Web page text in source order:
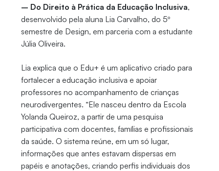
– Do Direito à Prática da Educação Inclusiva,
desenvolvido pela aluna Lia Carvalho, do 5º
semestre de Design, em parceria com a estudante
Júlia Oliveira.
Lia explica que o Edu+ é um aplicativo criado para
fortalecer a educação inclusiva e apoiar
professores no acompanhamento de crianças
neurodivergentes. “Ele nasceu dentro da Escola
Yolanda Queiroz, a partir de uma pesquisa
participativa com docentes, famílias e profissionais
da saúde. O sistema reúne, em um só lugar,
informações que antes estavam dispersas em
papéis e anotações, criando perfis individuais dos